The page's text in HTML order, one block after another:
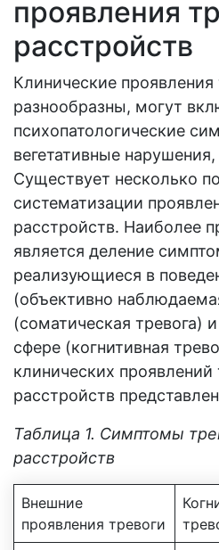
проявления
расстройств
Клинические проявления
разнообразны, могут
психопатологические
вегетативные
Существует несколько
систематизации
расстройств. Наиболее
является деление
реализующиеся в
(объективно
(соматическая тревога)
сфере (когнитивная
клинических
расстройств
Таблица 1. Симптомы
расстройств
Внешние
проявления тревоги